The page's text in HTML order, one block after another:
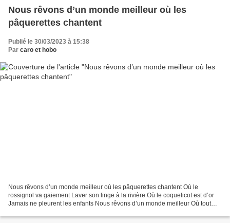
Nous rêvons d’un monde meilleur où les
pâquerettes chantent
Publié le 30/03/2023 à 15:38
Par caro et hobo
Nous rêvons d’un monde meilleur où les pâquerettes chantent Où le
rossignol va gaiement Laver son linge à la rivière Où le coquelicot est d’or
Jamais ne pleurent les enfants Nous rêvons d’un monde meilleur Où tout